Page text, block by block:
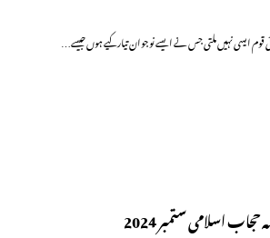
قوم ایسی نہیں ملتی جس نے ایسے نوجوان تیار کیے ہوں جیسے…
حجاب اسلامی ستمبر 2024